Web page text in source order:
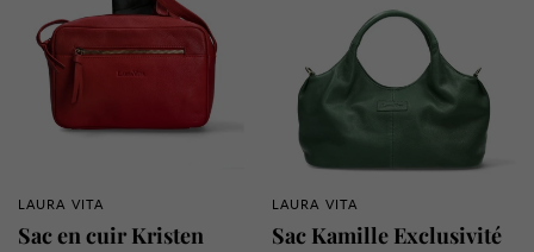
APERÇU RAPIDE
LAURA VITA
Sac en cuir Kristen
APERÇU RAPIDE
LAURA VITA
Sac Kamille Exclusivité